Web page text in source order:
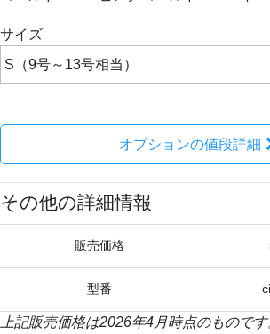
サイズ
オプションの値段詳細
その他の詳細情報
販売価格
型番
上記販売価格は2026年4月時点のものです